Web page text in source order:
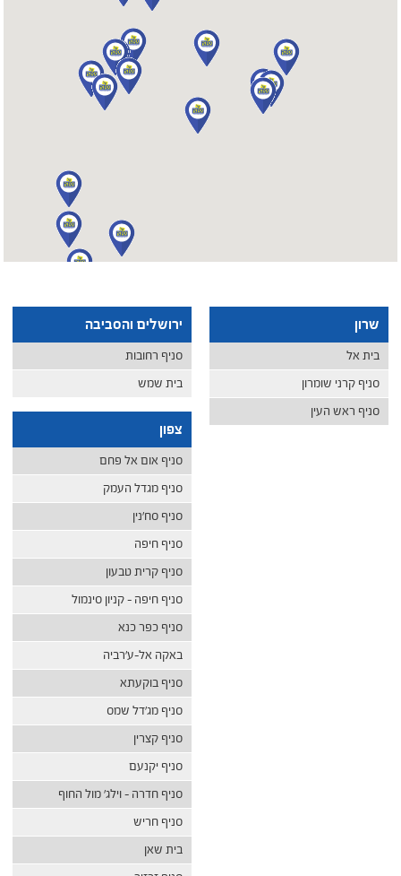
שרון
בית אל
סניף קרני שומרון
סניף ראש העין
ירושלים והסביבה
סניף רחובות
בית שמש
צפון
סניף אום אל פחם
סניף מגדל העמק
סניף סח’נין
סניף חיפה
סניף קרית טבעון
סניף חיפה – קניון סינמול
סניף כפר כנא
באקה אל-ע’רביה
סניף בוקעתא
סניף מג’דל שמס
סניף קצרין
סניף יקנעם
סניף חדרה – וילג׳ מול החוף
סניף חריש
בית שאן